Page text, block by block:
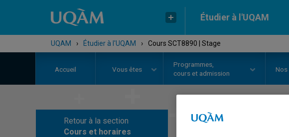
Étudier à l'UQAM
UQAM › Étudier à l'UQAM › Cours SCT8890 | Stage
Accueil Vous êtes
Programmes,
cours et admission
Nos
Retour à la section
Cours et horaires